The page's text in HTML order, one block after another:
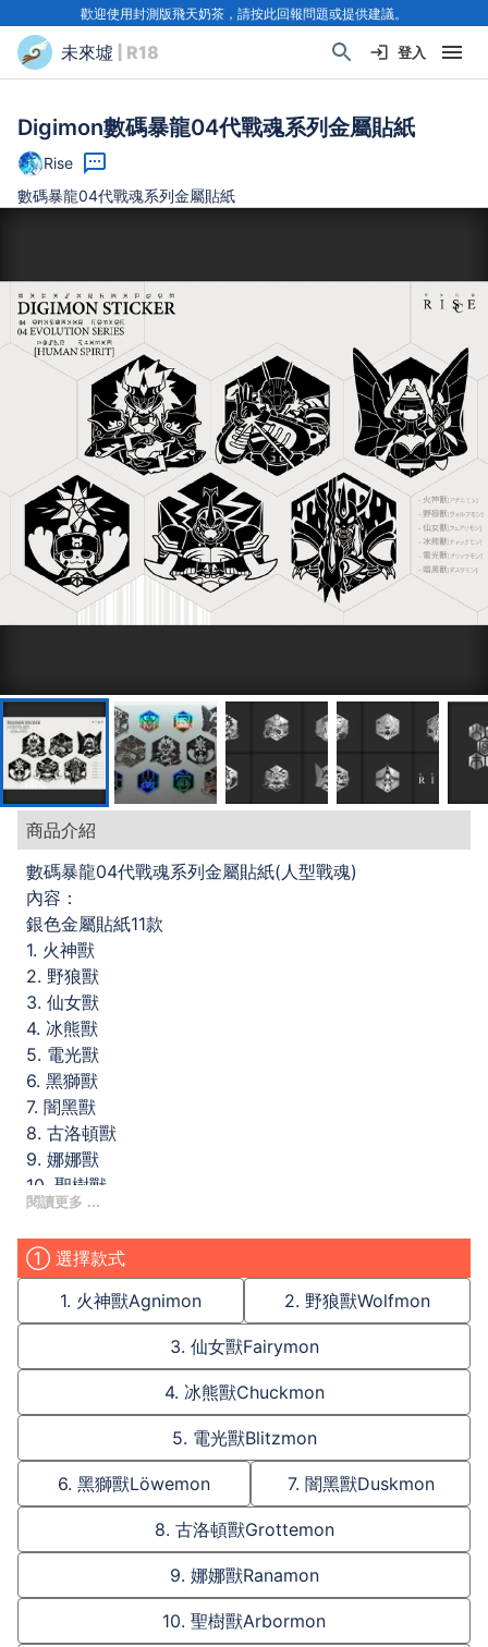
歡迎使用封測版飛天奶茶，請按此回報問題或提供建議。
未來墟 | R18 登入
Digimon數碼暴龍04代戰魂系列金屬貼紙
Rise
數碼暴龍04代戰魂系列金屬貼紙
商品介紹
數碼暴龍04代戰魂系列金屬貼紙(人型戰魂)
內容：
銀色金屬貼紙11款
1. 火神獸
2. 野狼獸
3. 仙女獸
4. 冰熊獸
5. 電光獸
6. 黑獅獸
7. 闇黑獸
8. 古洛頓獸
9. 娜娜獸
10. 聖樹獸
11. 銀鏡獸
另有單個售賣，詳細請聯絡攤主(未來墟/fb:
@digimon.rise/ ig: ris.ce)
12. 銀色十鬥士logo金屬貼紙
寄香港：請支持本土速遞，到付，10HKD-30HKD
寄台灣：順豐速遞/郵寄，到付，40HKD/150TWD起
寄其他地方：詳細請聯絡攤主
(´･ω･`) 請小心界手和多謝支持。
Digimon 04 Spirit series - Metallic Sticker(Human
Included:
Metallic Sticker x11 (Silver)
2. Wolfmon
4. Blitzmon
① 選擇款式
1. 火神獸Agnimon
2. 野狼獸Wolfmon
3. 仙女獸Fairymon
4. 冰熊獸Chuckmon
5. 電光獸Blitzmon
6. 黑獅獸Löwemon 7. 闇黑獸Duskmon
8. 古洛頓獸Grottemon
9. 娜娜獸Ranamon
10. 聖樹獸Arbormon